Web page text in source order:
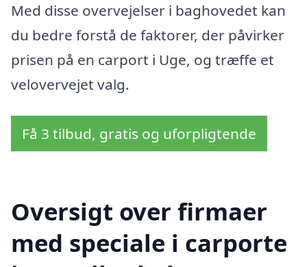
Med disse overvejelser i baghovedet kan
du bedre forstå de faktorer, der påvirker
prisen på en carport i Uge, og træffe et
velovervejet valg.
Få 3 tilbud, gratis og uforpligtende
Oversigt over firmaer
med speciale i carporte